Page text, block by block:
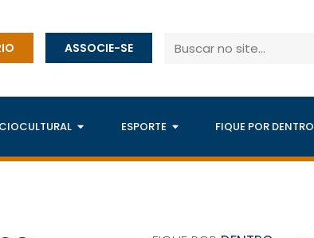
ASSOCIE-SE
ESPORTE FIQUE POR DENTRO